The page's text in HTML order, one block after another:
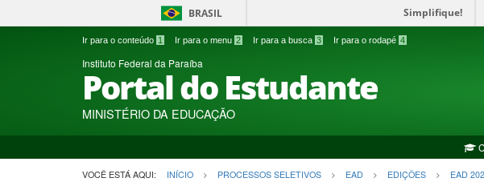
BRASIL Simplifique!
Ir para o conteúdo 1 Ir para o menu 2 Ir para a busca 3 Ir para o rodapé 4
Instituto Federal da Paraíba
Portal do Estudante
MINISTÉRIO DA EDUCAÇÃO
VOCÊ ESTÁ AQUI: INÍCIO PROCESSOS SELETIVOS EAD EDIÇÕES EAD